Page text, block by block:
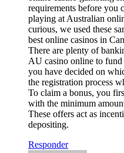
requirements before you
playing at Australian
curious, we used these
best online casinos in
There are plenty of
AU casino online to
you have decided on
the registration process
To claim a bonus, you
with the minimum
These offers act as
depositing.
Responder